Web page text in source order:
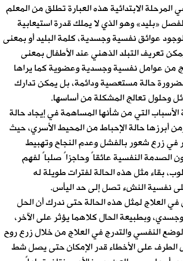
ابتكار أفضل مظلة لضيوف الرحمن
الابتدائية هذه العبارة تطلق من المعلم
«بليد» وهو الذي لا يملك قدرة استيعابية
عوائق نفسية وجسدية، كلمة البليد أو بمعنى
تعريف التبلد الذهني عند الأطفال بمعنى
من عوامل نفسية وجسدية وعضوية كما يراها
حالة مستعصية ودائمة، بل يمكن تدارك
وحلول تعالج المشكلة من أساسها.
التي من شأنها المساهمة في إيجاد حالة
أبرزها حالة الإحباط من المحيط الأسري، حيث
في زرع شعور بالفشل وعدم النجاح وتهبيط
الصدمة النفسية عائقاً وحاجزاً صلباً لفهم
بقاء مثل هذه الحالة لفترات طويلة له
نفسية النشء تصل إلى حد اليأس.
العلاج لمثل هذه الحالة حتى ندرك أن الحل
وبطبيعة الحال كلاهما يؤثر على الآخر،
النفسي والتدرج في العلاج من خلال زرع روح
الطرف على الأخطاء قدر الإمكان حتى يصل شط